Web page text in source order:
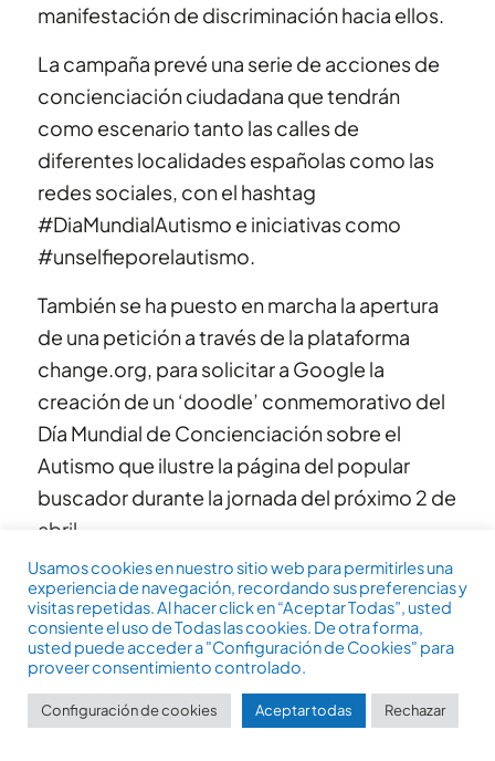
manifestación de discriminación hacia ellos.
La campaña prevé una serie de acciones de
concienciación ciudadana que tendrán
como escenario tanto las calles de
diferentes localidades españolas como las
redes sociales, con el hashtag
#DiaMundialAutismo e iniciativas como
#unselfieporelautismo.
También se ha puesto en marcha la apertura
de una petición a través de la plataforma
change.org, para solicitar a Google la
creación de un ‘doodle’ conmemorativo del
Día Mundial de Concienciación sobre el
Autismo que ilustre la página del popular
buscador durante la jornada del próximo 2 de
abril.
Usamos cookies en nuestro sitio web para permitirles una
experiencia de navegación, recordando sus preferencias y
visitas repetidas. Al hacer click en “Aceptar Todas”, usted
consiente el uso de Todas las cookies. De otra forma,
usted puede acceder a "Configuración de Cookies" para
proveer consentimiento controlado.
Configuración de cookies Aceptar todas Rechazar